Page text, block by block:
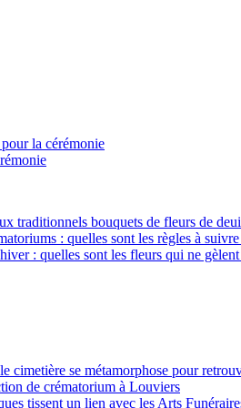
la cérémonie
traditionnels bouquets de fleurs de
: quelles sont les règles à
: quelles sont les fleurs qui ne gèlent
cimetière se métamorphose pour
de crématorium à Louviers
tissent un lien avec les Arts